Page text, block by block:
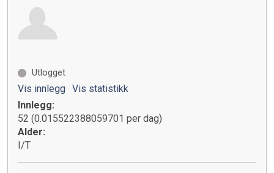
Utlogget
Vis innlegg Vis statistikk
Innlegg:
52 (0.015522388059701 per dag)
Alder:
I/T